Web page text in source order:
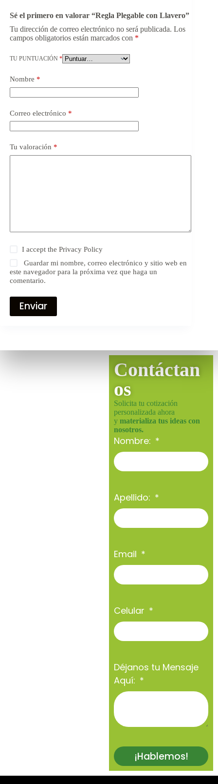
Sé el primero en valorar “Regla Plegable con Llavero”
Tu dirección de correo electrónico no será publicada. Los
campos obligatorios están marcados con *
TU PUNTUACIÓN *
Nombre *
Correo electrónico *
Tu valoración *
I accept thePrivacy Policy
Guardar mi nombre, correo electrónico y sitio web en
este navegador para la próxima vez que haga un
comentario.
Enviar
Contáctan
os
Solicita tu cotización
personalizada ahora
y materializa tus ideas con
nosotros.
Nombre:
Apellido:
Email
Celular
Déjanos tu Mensaje
Aquí:
¡Hablemos!